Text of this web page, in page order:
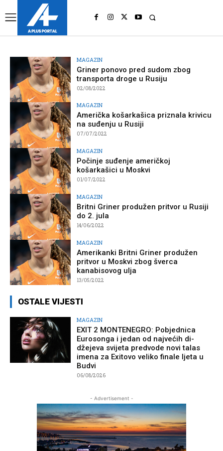
MAGAZIN
Griner ponovo pred sudom zbog
transporta droge u Rusiju
02/08/2022
MAGAZIN
Američka košarkašica priznala krivicu
na suđenju u Rusiji
07/07/2022
MAGAZIN
Počinje suđenje američkoj
košarkašici u Moskvi
01/07/2022
MAGAZIN
Britni Griner produžen pritvor u Rusiji
do 2. jula
14/06/2022
MAGAZIN
Amerikanki Britni Griner produžen
pritvor u Moskvi zbog šverca
kanabisovog ulja
13/05/2022
OSTALE VIJESTI
MAGAZIN
EXIT 2 MONTENEGRO: Pobjednica
Eurosonga i jedan od najvećih di-
džejeva svijeta predvode novi talas
imena za Exitovo veliko finale ljeta u
Budvi
06/08/2026
- Advertisement -